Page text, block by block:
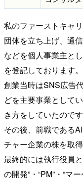
私のファーストキャ
団体を立ち上げ、通
などを個人事業主と
を登記しております。
創業当時はSNS広告
どを主要事業として
き方をしていたのです
その後、前職である
チャー企業の株を取
最終的には執行役員
の開発”・“PM”・“マ